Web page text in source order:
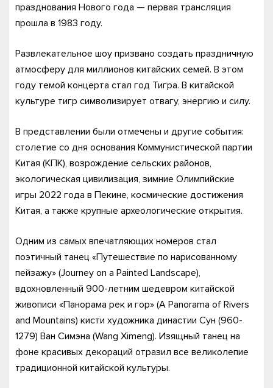
празднования Нового года — первая трансляция
прошла в 1983 году.
Развлекательное шоу призвано создать праздничную
атмосферу для миллионов китайских семей. В этом
году темой концерта стал год Тигра. В китайской
культуре тигр символизирует отвагу, энергию и силу.
В представлении были отмечены и другие события:
столетие со дня основания Коммунистической партии
Китая (КПК), возрождение сельских районов,
экологическая цивилизация, зимние Олимпийские
игры 2022 года в Пекине, космические достижения
Китая, а также крупные археологические открытия.
Одним из самых впечатляющих номеров стал
поэтичный танец «Путешествие по нарисованному
пейзажу» (Journey on a Painted Landscape),
вдохновленный 900-летним шедевром китайской
живописи «Панорама рек и гор» (A Panorama of Rivers
and Mountains) кисти художника династии Сун (960-
1279) Ван Симэна (Wang Ximeng). Изящный танец на
фоне красивых декораций отразил все великолепие
традиционной китайской культуры.